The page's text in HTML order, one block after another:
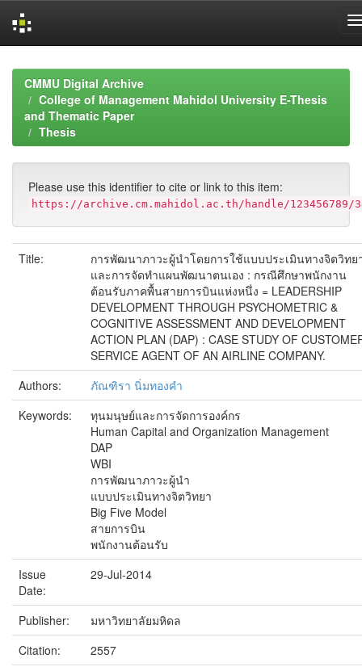
navigationCMMU Digital Archive
College of Management Mahidol University E-Thesis
and Thematic Paper
Thesis
Please use this identifier to cite or link to this item:
https://archive.cm.mahidol.ac.th/handle/123456789/
Title:
การพัฒนาภาวะผู้นำโดยการใช้แบบประเมินทางจิตวิทย
และการจัดทำแผนพัฒนาตนเอง : กรณีศึกษาพนักงาน
ต้อนรับภาคพื้นสายการบินแห่งหนึ่ง = LEADERSHIP
DEVELOPMENT THROUGH PSYCHOMETRIC &
COGNITIVE ASSESSMENT AND DEVELOPMENT
ACTION PLAN (DAP) : CASE STUDY OF
SERVICE AGENT OF AN AIRLINE COMPANY.
Authors:
ภัณฑิรา นิ่มทองคำ
Keywords:
ทุนมนุษย์และการจัดการองค์กร
Human Capital and Organization Management
DAP
WBI
การพัฒนาภาวะผู้นำ
แบบประเมินทางจิตวิทยา
Big Five Model
สายการบิน
พนักงานต้อนรับ
Issue
Date:
29-Jul-2014
Publisher:
มหาวิทยาลัยมหิดล
Citation:
2557